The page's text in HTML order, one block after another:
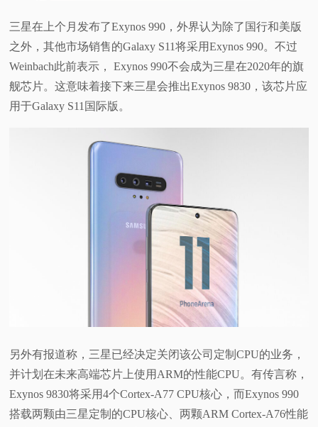
三星在上个月发布了Exynos 990，外界认为除了国行和美版
之外，其他市场销售的Galaxy S11将采用Exynos 990。不过
Weinbach此前表示， Exynos 990不会成为三星在2020年的旗
舰芯片。这意味着接下来三星会推出Exynos 9830，该芯片应
用于Galaxy S11国际版。
另外有报道称，三星已经决定关闭该公司定制CPU的业务，
并计划在未来高端芯片上使用ARM的性能CPU。有传言称，
Exynos 9830将采用4个Cortex-A77 CPU核心，而Exynos 990
搭载两颗由三星定制的CPU核心、两颗ARM Cortex-A76性能